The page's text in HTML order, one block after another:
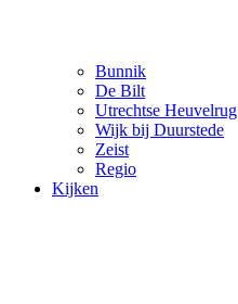
Bunnik
De Bilt
Utrechtse Heuvelrug
Wijk bij Duurstede
Zeist
Regio
Kijken